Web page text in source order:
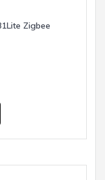
Zigbee